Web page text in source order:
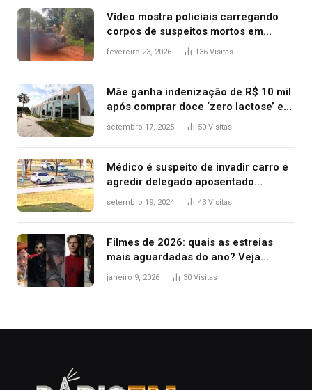
Vídeo mostra policiais carregando
corpos de suspeitos mortos em
confronto dentro de caminhonete
fevereiro 23, 2026 136 Visitas
Mãe ganha indenização de R$ 10 mil
após comprar doce ‘zero lactose’ e
filha ter reação alérgica grave
setembro 17, 2025 50 Visitas
Médico é suspeito de invadir carro e
agredir delegado aposentado
durante confusão no trânsito
setembro 19, 2024 43 Visitas
Filmes de 2026: quais as estreias
mais aguardadas do ano? Veja
principais lançamentos do cinema
janeiro 9, 2026 30 Visitas